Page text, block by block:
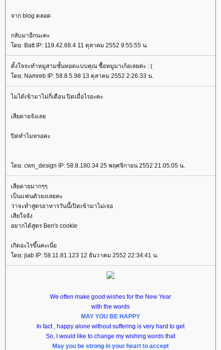
จาก blog ตลอด
กลับมาอีกนะคะ
ดย: Batt IP: 119.42.68.4 11 ตุลาคม 2552 9:55:55 น.
ตั้งใจจะทำหมูสามชั้นทอดแบบคุณ ซื้อหมูมาเก้อเลยค่ะ : (
ดย: Namreb IP: 58.8.5.98 13 ตุลาคม 2552 2:26:33 น.
ไมได้เข้ามาไม่กี่เดือน ปิดเมื่อไรอะคะ
เสียดายจังเล
ปิดทำไมหรอคะ
ดย: cwn_design IP: 58.8.180.34 25 พฤศจิกายน 2552 21:05:05 น.
เสียดายมากๆๆ
เป็นแฟนตัวยงเลยคะ
ว่าจะทำสูตรอาหารวันนี้เปิดเข้ามาไม่เจอ
เสียใจจัง
อยากได้สูตร Ben's cookie
เกิดอะไรขึ้นคะเนี่
ดย: jiab IP: 58.11.81.123 12 ธันวาคม 2552 22:34:41 น.
We often make good wishes for the New Year
with the words
MAY YOU BE HAPPY
In fact , happy alone without suffering is very hard to get
So, I would like to change my wishing words that
May you be strong in your heart to accept